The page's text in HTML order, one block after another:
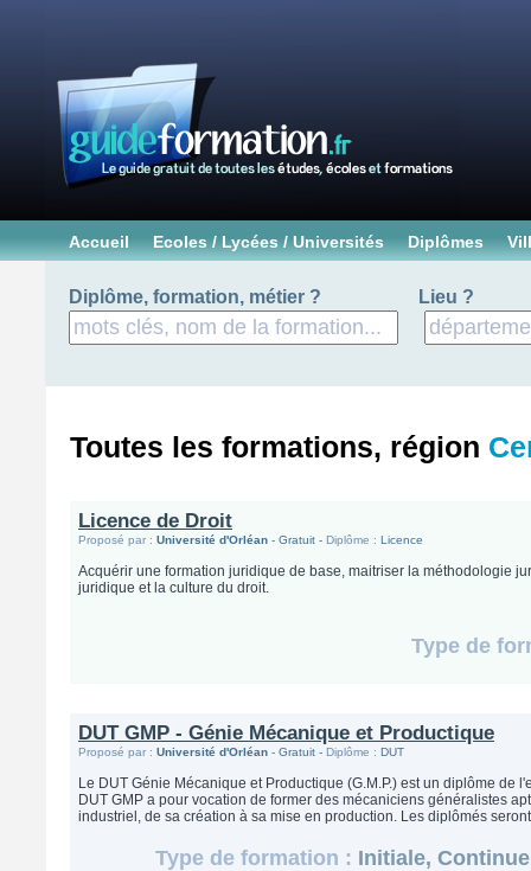
Accueil Ecoles / Lycées / Universités Diplômes
Diplôme, formation, métier ? Lieu ?
Toutes les formations, région
Licence de Droit
Proposé par : Université d'Orléan - Gratuit - Diplôme : Licence
Acquérir une formation juridique de base, maitriser la méthodologie
juridique et la culture du droit.
Type de
DUT GMP - Génie Mécanique et Productique
Proposé par : Université d'Orléan - Gratuit - Diplôme : DUT
Le DUT Génie Mécanique et Productique (G.M.P.) est un diplôme de
DUT GMP a pour vocation de former des mécaniciens généralistes
industriel, de sa création à sa mise en production. Les diplômés
Type de formation : Initiale,